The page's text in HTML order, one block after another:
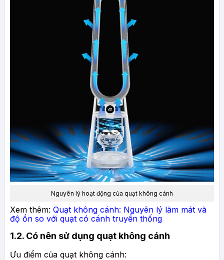
Nguyên lý hoạt động của quạt không cánh
Xem thêm: Quạt không cánh: Nguyên lý làm mát và
độ ồn so với quạt có cánh truyền thống
1.2. Có nên sử dụng quạt không cánh
Ưu điểm của quạt không cánh: